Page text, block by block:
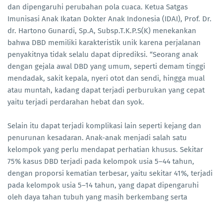
dan dipengaruhi perubahan pola cuaca. Ketua Satgas
Imunisasi Anak Ikatan Dokter Anak Indonesia (IDAI), Prof. Dr.
dr. Hartono Gunardi, Sp.A, Subsp.T.K.P.S(K) menekankan
bahwa DBD memiliki karakteristik unik karena perjalanan
penyakitnya tidak selalu dapat diprediksi. “Seorang anak
dengan gejala awal DBD yang umum, seperti demam tinggi
mendadak, sakit kepala, nyeri otot dan sendi, hingga mual
atau muntah, kadang dapat terjadi perburukan yang cepat
yaitu terjadi perdarahan hebat dan syok.
Selain itu dapat terjadi komplikasi lain seperti kejang dan
penurunan kesadaran. Anak-anak menjadi salah satu
kelompok yang perlu mendapat perhatian khusus. Sekitar
75% kasus DBD terjadi pada kelompok usia 5–44 tahun,
dengan proporsi kematian terbesar, yaitu sekitar 41%, terjadi
pada kelompok usia 5–14 tahun, yang dapat dipengaruhi
oleh daya tahan tubuh yang masih berkembang serta